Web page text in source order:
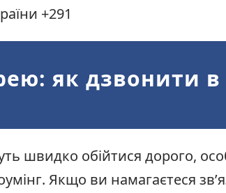
+291
як дзвонити
швидко обійтися дорого,
Якщо ви намагаєтеся